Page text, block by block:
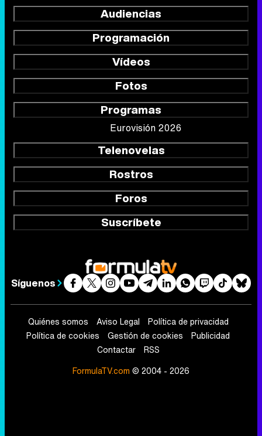
Audiencias
Programación
Vídeos
Fotos
Programas
Eurovisión 2026
Telenovelas
Rostros
Foros
Suscríbete
Síguenos
Quiénes somos Aviso Legal
Política de privacidad
Política de cookies
Gestión de cookies
Publicidad
Contactar
RSS
FormulaTV.com © 2004 - 2026